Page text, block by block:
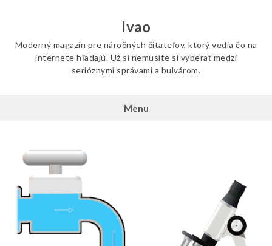
Ivao
Moderný magazín pre náročných čitateľov, ktorý vedia čo na
internete hľadajú. Už si nemusíte si vyberať medzi
serióznymi správami a bulvárom.
Menu